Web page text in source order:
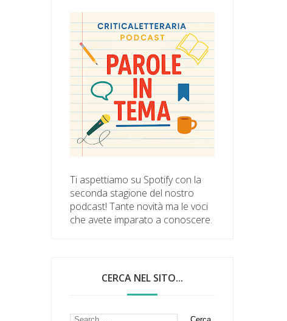
Ti aspettiamo su Spotify con la
seconda stagione del nostro
podcast! Tante novità ma le voci
che avete imparato a conoscere.
CERCA NEL SITO...